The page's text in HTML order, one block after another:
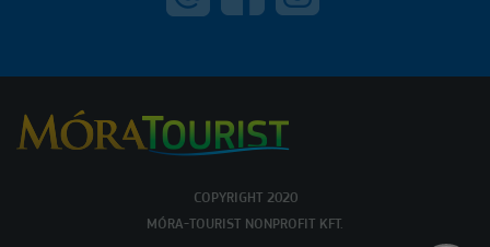
COPYRIGHT 2020
MÓRA-TOURIST NONPROFIT KFT.